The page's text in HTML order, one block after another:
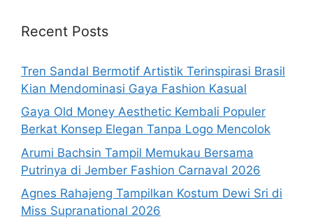
Recent Posts
Tren Sandal Bermotif Artistik Terinspirasi Brasil
Kian Mendominasi Gaya Fashion Kasual
Gaya Old Money Aesthetic Kembali Populer
Berkat Konsep Elegan Tanpa Logo Mencolok
Arumi Bachsin Tampil Memukau Bersama
Putrinya di Jember Fashion Carnaval 2026
Agnes Rahajeng Tampilkan Kostum Dewi Sri di
Miss Supranational 2026